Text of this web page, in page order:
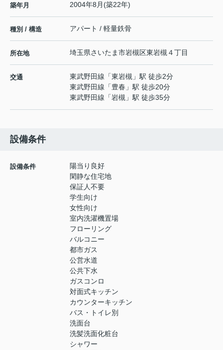
築年月 2004年8月(築22年)
種別 / 構造 アパート / 軽量鉄骨
所在地 埼玉県さいたま市岩槻区東岩槻４丁目
交通 東武野田線 「東岩槻 」駅 徒歩2分
東武野田線 「豊春 」駅 徒歩20分
東武野田線 「岩槻 」駅 徒歩35分
設備条件
設備条件
陽当り良好
閑静な住宅地
保証人不要
学生向け
女性向け
室内洗濯機置場
フローリング
バルコニー
都市ガス
公営水道
公共下水
ガスコンロ
対面式キッチン
カウンターキッチン
バス・トイレ別
洗面台
洗髪洗面化粧台
シャワー